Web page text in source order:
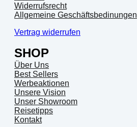
Widerrufsrecht
Allgemeine Geschäftsbedinungen
Vertrag widerrufen
SHOP
Über Uns
Best Sellers
Werbeaktionen
Unsere Vision
Unser Showroom
Reisetipps
Kontakt